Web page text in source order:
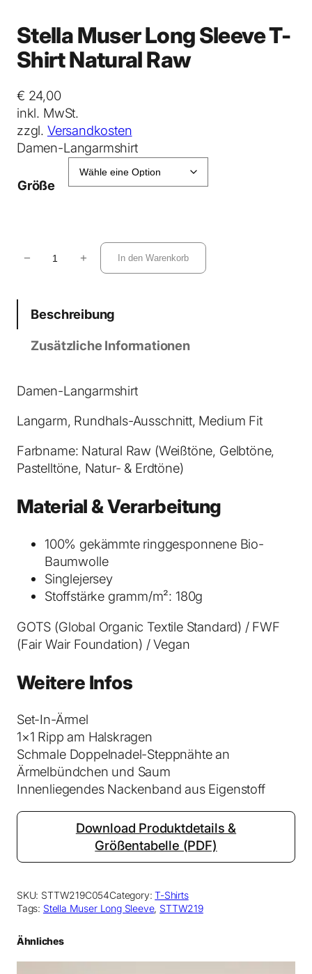
Stella Muser Long Sleeve T-
Shirt Natural Raw
€ 24,00
inkl. MwSt.
zzgl. Versandkosten
Damen-Langarmshirt
Größe
l
s
r
o
n
S
-
S
i
t
N
a
t
u
R
w
M
n
g
− + In den Warenkorb
Beschreibung
Zusätzliche Informationen
Damen-Langarmshirt
Langarm, Rundhals-Ausschnitt, Medium Fit
Farbname: Natural Raw (Weißtöne, Gelbtöne,
Pastelltöne, Natur- & Erdtöne)
Material & Verarbeitung
100% gekämmte ringgesponnene Bio-
Baumwolle
Singlejersey
Stoffstärke gramm/m²: 180g
GOTS (Global Organic Textile Standard) / FWF
(Fair Wair Foundation) / Vegan
Weitere Infos
Set-In-Ärmel
1×1 Ripp am Halskragen
Schmale Doppelnadel-Steppnähte an
Ärmelbündchen und Saum
Innenliegendes Nackenband aus Eigenstoff
Download Produktdetails &
Größentabelle (PDF)
SKU: STTW219C054Category:T-Shirts
Tags: Stella Muser Long Sleeve, STTW219
Ähnliches